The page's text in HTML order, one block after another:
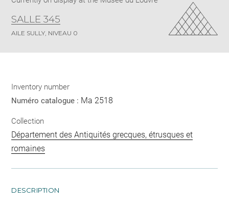
SALLE 345
AILE SULLY, NIVEAU 0
Inventory number
Numéro catalogue : Ma 2518
Collection
Département des Antiquités grecques, étrusques et
romaines
DESCRIPTION